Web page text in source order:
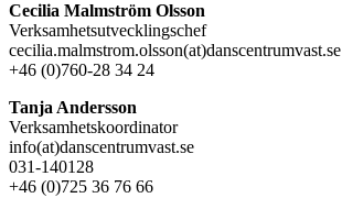
Cecilia Malmström Olsson
Verksamhetsutvecklingschef
cecilia.malmstrom.olsson(at)danscentrumvast.se
+46 (0)760-28 34 24
Tanja Andersson
Verksamhetskoordinator
info(at)danscentrumvast.se
031-140128
+46 (0)725 36 76 66